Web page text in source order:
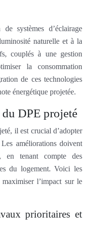
systèmes d’éclairage
naturelle et à la
couplés à une gestion
la consommation
de ces technologies
énergétique projetée.
DPE projeté
il est crucial d’adopter
améliorations doivent
en tenant compte des
du logement. Voici les
l’impact sur le
prioritaires et